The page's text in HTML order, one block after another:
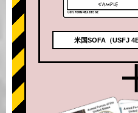
米国SOFA（USFJ